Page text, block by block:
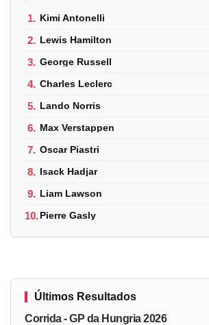
1. Kimi Antonelli
2. Lewis Hamilton
3. George Russell
4. Charles Leclerc
5. Lando Norris
6. Max Verstappen
7. Oscar Piastri
8. Isack Hadjar
9. Liam Lawson
10.Pierre Gasly
Últimos Resultados
Corrida - GP da Hungria 2026